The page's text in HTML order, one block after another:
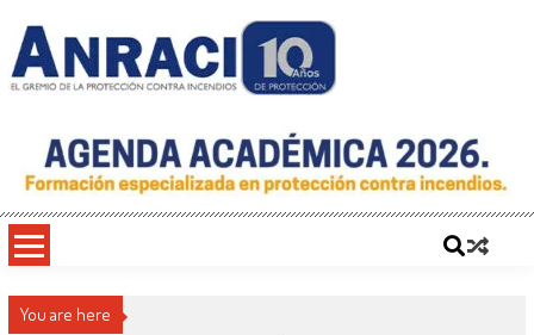
contenido
Protección Contra Incendios
Condiciones de Protección Contra Incendios para Nuestra Sociedad
You are here